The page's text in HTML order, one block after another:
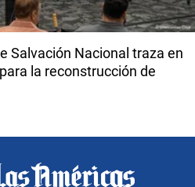
Salvación Nacional traza en
la reconstrucción de